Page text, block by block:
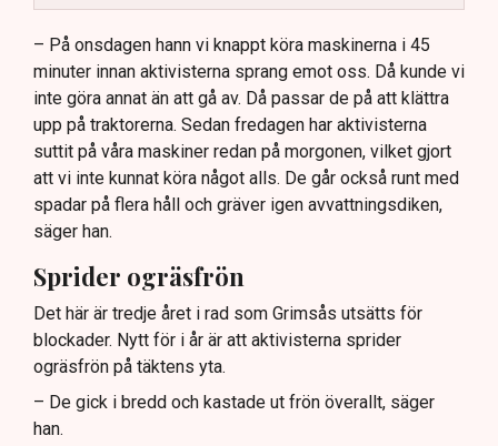
Dialogpolisen på plats står maktlös inför
aktivisternas handlingar.
Frågor kvarstår om finansiering av illegal aktivism.
– På onsdagen hann vi knappt köra maskinerna i 45
minuter innan aktivisterna sprang emot oss. Då kunde vi
inte göra annat än att gå av. Då passar de på att klättra
upp på traktorerna. Sedan fredagen har aktivisterna
suttit på våra maskiner redan på morgonen, vilket gjort
att vi inte kunnat köra något alls. De går också runt med
spadar på flera håll och gräver igen avvattningsdiken,
säger han.
Sprider ogräsfrön
Det här är tredje året i rad som Grimsås utsätts för
blockader. Nytt för i år är att aktivisterna sprider
ogräsfrön på täktens yta.
– De gick i bredd och kastade ut frön överallt, säger
han.